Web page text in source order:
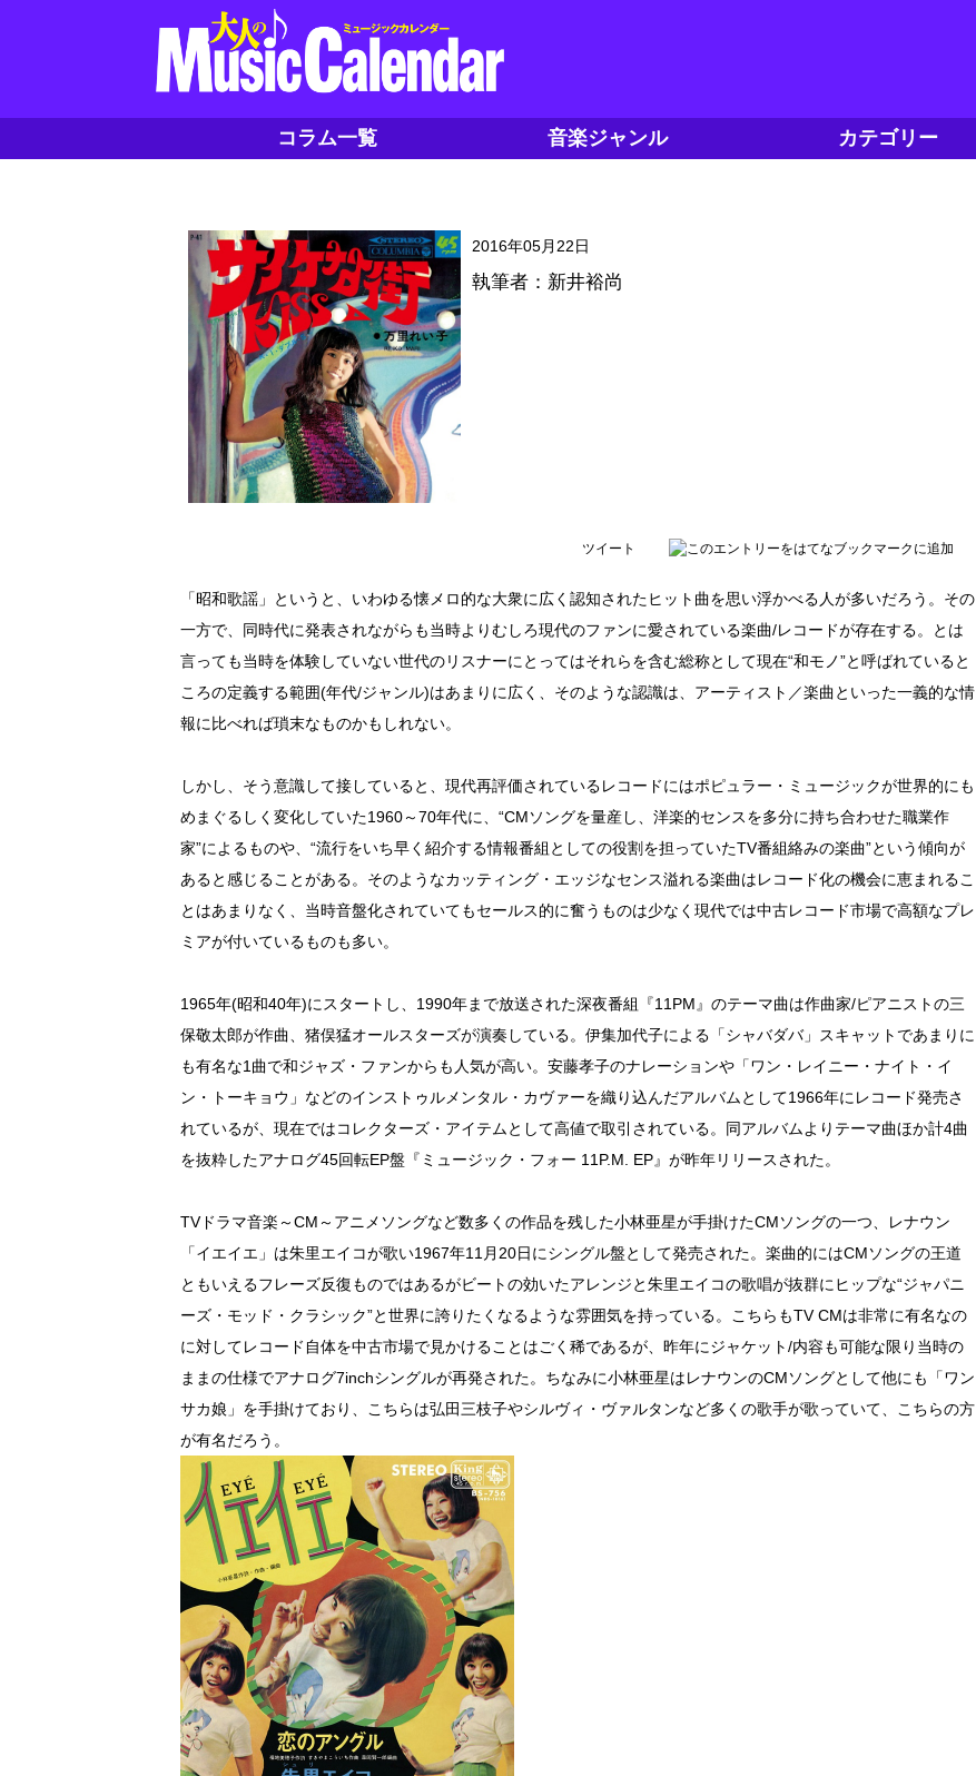
コラム一覧 音楽ジャンル カテゴリー
2016年05月22日
執筆者：新井裕尚
ツイート
「昭和歌謡」というと、いわゆる懐メロ的な大衆に広く認知されたヒット曲を思い浮かべる人が多いだろう。その
一方で、同時代に発表されながらも当時よりむしろ現代のファンに愛されている楽曲/レコードが存在する。とは
言っても当時を体験していない世代のリスナーにとってはそれらを含む総称として現在“和モノ”と呼ばれていると
ころの定義する範囲(年代/ジャンル)はあまりに広く、そのような認識は、アーティスト／楽曲といった一義的な情
報に比べれば瑣末なものかもしれない。
しかし、そう意識して接していると、現代再評価されているレコードにはポピュラー・ミュージックが世界的にも
めまぐるしく変化していた1960～70年代に、“CMソングを量産し、洋楽的センスを多分に持ち合わせた職業作
家”によるものや、“流行をいち早く紹介する情報番組としての役割を担っていたTV番組絡みの楽曲”という傾向が
あると感じることがある。そのようなカッティング・エッジなセンス溢れる楽曲はレコード化の機会に恵まれるこ
とはあまりなく、当時音盤化されていてもセールス的に奮うものは少なく現代では中古レコード市場で高額なプレ
ミアが付いているものも多い。
1965年(昭和40年)にスタートし、1990年まで放送された深夜番組『11PM』のテーマ曲は作曲家/ピアニストの三
保敬太郎が作曲、猪俣猛オールスターズが演奏している。伊集加代子による「シャバダバ」スキャットであまりに
も有名な1曲で和ジャズ・ファンからも人気が高い。安藤孝子のナレーションや「ワン・レイニー・ナイト・イ
ン・トーキョウ」などのインストゥルメンタル・カヴァーを織り込んだアルバムとして1966年にレコード発売さ
れているが、現在ではコレクターズ・アイテムとして高値で取引されている。同アルバムよりテーマ曲ほか計4曲
を抜粋したアナログ45回転EP盤『ミュージック・フォー 11P.M. EP』が昨年リリースされた。
TVドラマ音楽～CM～アニメソングなど数多くの作品を残した小林亜星が手掛けたCMソングの一つ、レナウン
「イエイエ」は朱里エイコが歌い1967年11月20日にシングル盤として発売された。楽曲的にはCMソングの王道
ともいえるフレーズ反復ものではあるがビートの効いたアレンジと朱里エイコの歌唱が抜群にヒップな“ジャパニ
ーズ・モッド・クラシック”と世界に誇りたくなるような雰囲気を持っている。こちらもTV CMは非常に有名なの
に対してレコード自体を中古市場で見かけることはごく稀であるが、昨年にジャケット/内容も可能な限り当時の
ままの仕様でアナログ7inchシングルが再発された。ちなみに小林亜星はレナウンのCMソングとして他にも「ワン
サカ娘」を手掛けており、こちらは弘田三枝子やシルヴィ・ヴァルタンなど多くの歌手が歌っていて、こちらの方
が有名だろう。